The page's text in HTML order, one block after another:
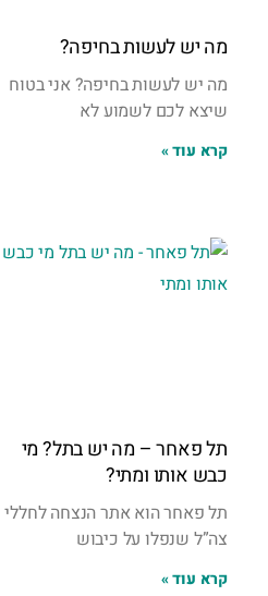
מה יש לעשות בחיפה?
מה יש לעשות בחיפה? אני בטוח
שיצא לכם לשמוע לא
קרא עוד »
תל פאחר – מה יש בתל? מי
כבש אותו ומתי?
תל פאחר הוא אתר הנצחה לחללי
צה”ל שנפלו על כיבוש
קרא עוד »